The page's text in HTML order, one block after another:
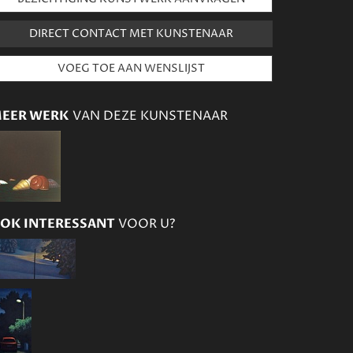
DIRECT CONTACT MET KUNSTENAAR
WERK VAN DEZE KUNSTENAAR
INTERESSANTVOOR U?